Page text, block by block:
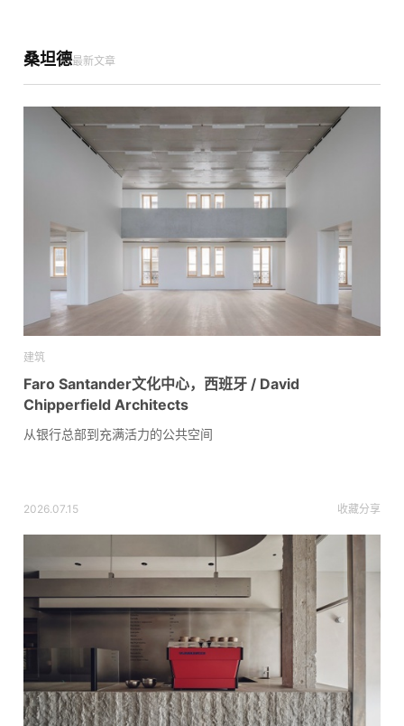
桑坦德最新文章
建筑
Faro Santander文化中心，西班牙 / David
Chipperfield Architects
从银行总部到充满活力的公共空间
2026.07.15 收藏分享